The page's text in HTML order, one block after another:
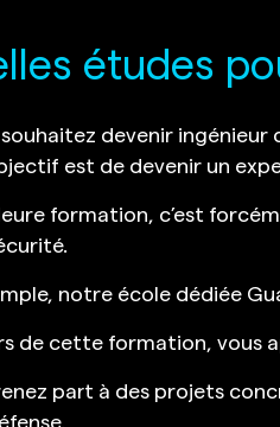
études
devenir
est de devenir un
formation, c’est
notre école dédiée
de cette formation, vous
part à des projets